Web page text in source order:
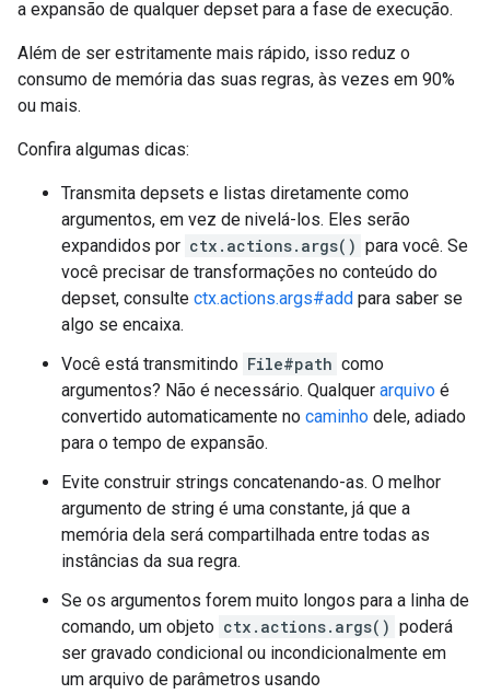
a expansão de qualquer depset para a fase de execução.
Além de ser estritamente mais rápido, isso reduz o
consumo de memória das suas regras, às vezes em 90%
ou mais.
Confira algumas dicas:
Transmita depsets e listas diretamente como
argumentos, em vez de nivelá-los. Eles serão
expandidos por ctx.actions.args() para você. Se
você precisar de transformações no conteúdo do
depset, consulte ctx.actions.args#add para saber se
algo se encaixa.
Você está transmitindo File#path como
argumentos? Não é necessário. Qualquer arquivo é
convertido automaticamente no caminho dele, adiado
para o tempo de expansão.
Evite construir strings concatenando-as. O melhor
argumento de string é uma constante, já que a
memória dela será compartilhada entre todas as
instâncias da sua regra.
Se os argumentos forem muito longos para a linha de
comando, um objeto ctx.actions.args() poderá
ser gravado condicional ou incondicionalmente em
um arquivo de parâmetros usando